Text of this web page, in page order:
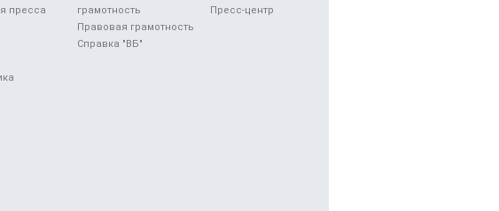
пресса
грамотность
Правовая грамотность
Справка "ВБ"
Пресс-центр